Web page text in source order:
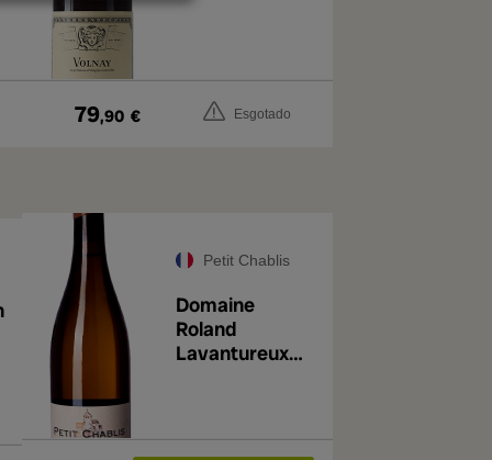
79,90 € Esgotado
Petit Chablis
Domaine
Roland
Lavantureux